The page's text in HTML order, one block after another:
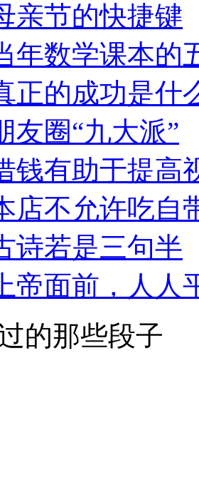
亲节的快捷键
年数学课本的
正的成功是什
友圈“九大派”
钱有助于提高
店不允许吃自
诗若是三句半
上帝面前，人人
的那些段子